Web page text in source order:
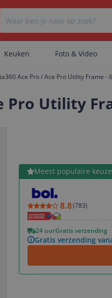
Er zijn
Keuken Foto & Video
Ace Pro / Ace Pro Utility Frame -
Pro Utility
Meest populaire
8.8(783)
24 uurGratis verzending
Gratis verzending
Bekijk product